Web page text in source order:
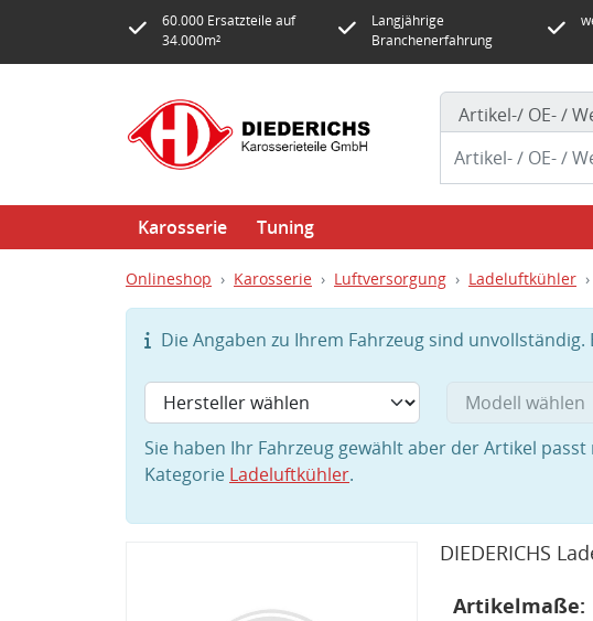
60.000 Ersatzteile auf
34.000m²
Langjährige
Branchenerfahrung
Artikel-/ OE- /
Karosserie Tuning
Onlineshop Karosserie Luftversorgung Ladeluftkühler
Die Angaben zu Ihrem Fahrzeug sind
Sie haben Ihr Fahrzeug gewählt aber der Artikel
Kategorie Ladeluftkühler.
DIEDERICHS
Artikelmaße: